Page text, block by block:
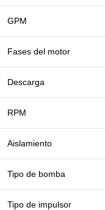
GPM
Fases del motor
Descarga
RPM
Aislamiento
Tipo de bomba
Tipo de impulsor